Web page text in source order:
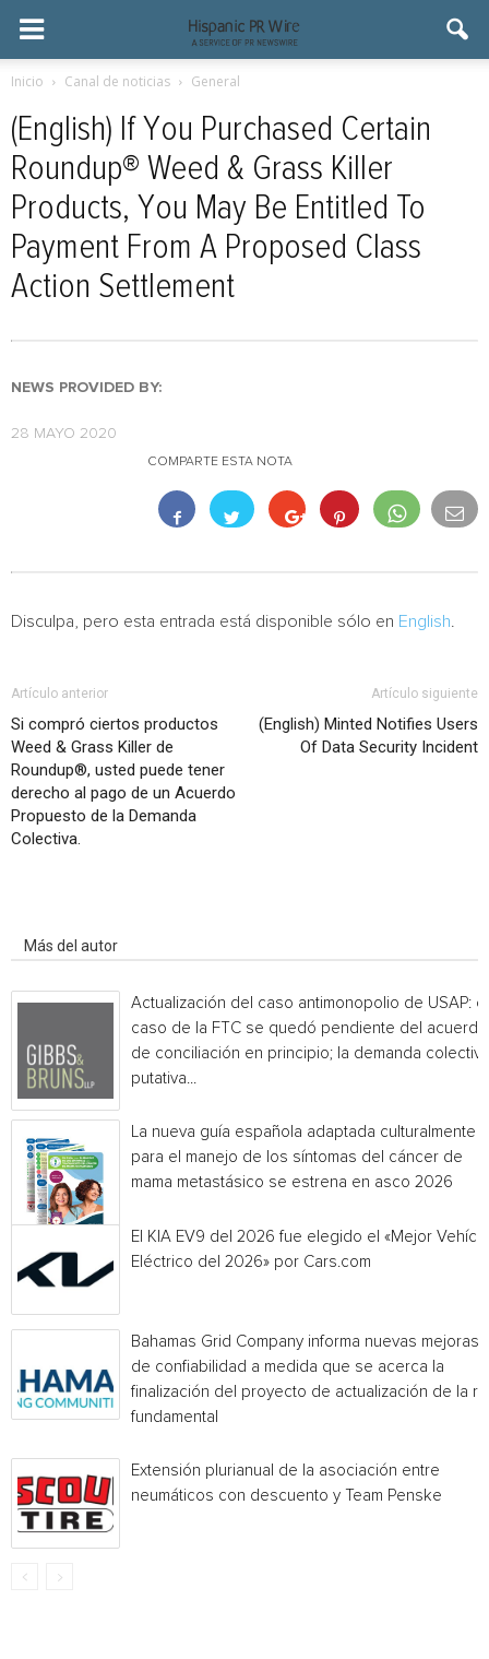
Inicio Canal de noticias General
(English) If You Purchased Certain
Roundup® Weed & Grass Killer
Products, You May Be Entitled To
Payment From A Proposed Class
Action Settlement
NEWS PROVIDED BY:
28 MAYO 2020
COMPARTE ESTA NOTA
Disculpa, pero esta entrada está disponible sólo en English
Artículo anterior
Si compró ciertos productos
Weed & Grass Killer de
Roundup®, usted puede tener
derecho al pago de un Acuerdo
Propuesto de la Demanda
Colectiva.
Artículo siguiente
(English) Minted Notifies Users
Of Data Security Incident
Más del autor
Actualización del caso antimonopolio de USAP: el
caso de la FTC se quedó pendiente del acuerdo
de conciliación en principio; la demanda colectiva
putativa...
La nueva guía española adaptada culturalmente
para el manejo de los síntomas del cáncer de
mama metastásico se estrena en asco 2026
El KIA EV9 del 2026 fue elegido el «Mejor
Eléctrico del 2026» por Cars.com
Bahamas Grid Company informa nuevas mejoras
de confiabilidad a medida que se acerca la
finalización del proyecto de actualización de la
fundamental
Extensión plurianual de la asociación entre
neumáticos con descuento y Team Penske